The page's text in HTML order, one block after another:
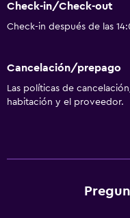
Check-in/Check-out
Check-in después de las
Cancelación/prepago
Las políticas de
habitación y el proveedor.